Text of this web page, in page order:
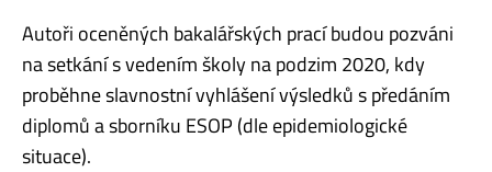
Autoři oceněných bakalářských prací budou pozváni
na setkání s vedením školy na podzim 2020, kdy
proběhne slavnostní vyhlášení výsledků s předáním
diplomů a sborníku ESOP (dle epidemiologické
situace).